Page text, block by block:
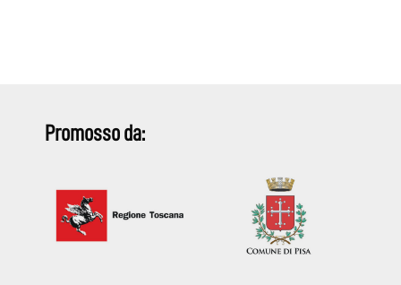
Promosso da: